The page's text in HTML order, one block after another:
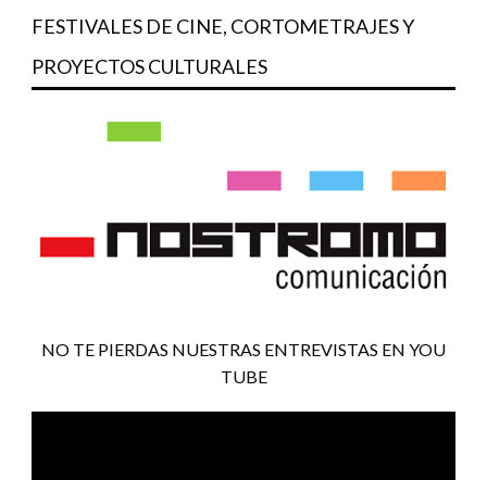
FESTIVALES DE CINE, CORTOMETRAJES Y
PROYECTOS CULTURALES
NO TE PIERDAS NUESTRAS ENTREVISTAS EN YOU
TUBE